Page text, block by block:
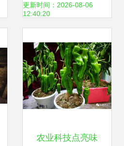
增效农民增收
更新时间：2026-08-06
12:40:20
农业科技点亮味